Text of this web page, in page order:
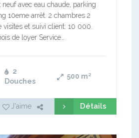
avec eau chaude, parking
10eme arrêt. 2 chambres 2
visites et suivi client: 10 000.
de loyer Service…
2
Douches
500 m²
J'aime Détails